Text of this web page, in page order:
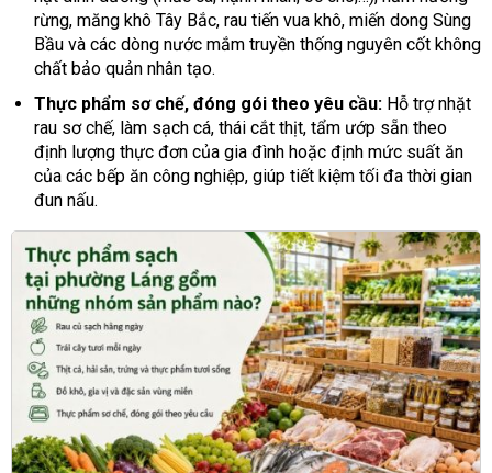
rừng, măng khô Tây Bắc, rau tiến vua khô, miến dong Sùng
Bầu và các dòng nước mắm truyền thống nguyên cốt không
chất bảo quản nhân tạo.
Thực phẩm sơ chế, đóng gói theo yêu cầu:Hỗ trợ nhặt
rau sơ chế, làm sạch cá, thái cắt thịt, tẩm ướp sẵn theo
định lượng thực đơn của gia đình hoặc định mức suất ăn
của các bếp ăn công nghiệp, giúp tiết kiệm tối đa thời gian
đun nấu.